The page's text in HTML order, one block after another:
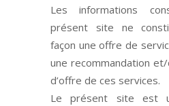
Les informations
présent site ne
façon une offre de
une recommandation
d’offre de ces services.
Le présent site est